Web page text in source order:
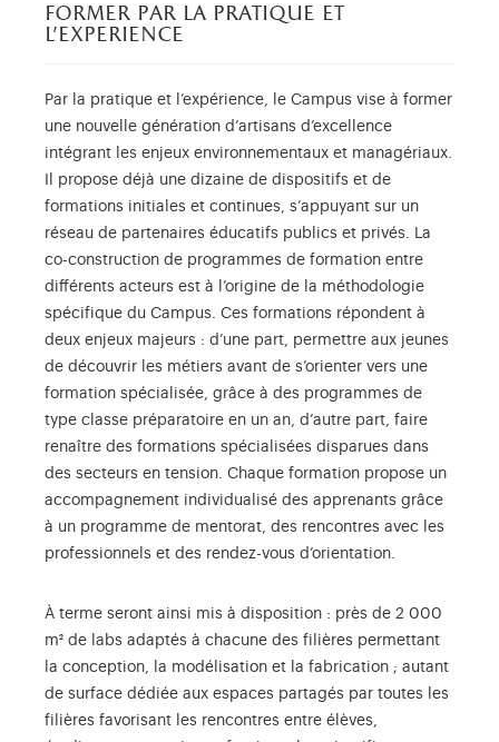
former par la pratique et
l’experience
Par la pratique et l’expérience, le Campus vise à former
une nouvelle génération d’artisans d’excellence
intégrant les enjeux environnementaux et managériaux.
Il propose déjà une dizaine de dispositifs et de
formations initiales et continues, s’appuyant sur un
réseau de partenaires éducatifs publics et privés. La
co-construction de programmes de formation entre
différents acteurs est à l’origine de la méthodologie
spécifique du Campus. Ces formations répondent à
deux enjeux majeurs : d’une part, permettre aux jeunes
de découvrir les métiers avant de s’orienter vers une
formation spécialisée, grâce à des programmes de
type classe préparatoire en un an, d’autre part, faire
renaître des formations spécialisées disparues dans
des secteurs en tension. Chaque formation propose un
accompagnement individualisé des apprenants grâce
à un programme de mentorat, des rencontres avec les
professionnels et des rendez-vous d’orientation.
À terme seront ainsi mis à disposition : près de 2 000
m² de labs adaptés à chacune des filières permettant
la conception, la modélisation et la fabrication ; autant
de surface dédiée aux espaces partagés par toutes les
filières favorisant les rencontres entre élèves,